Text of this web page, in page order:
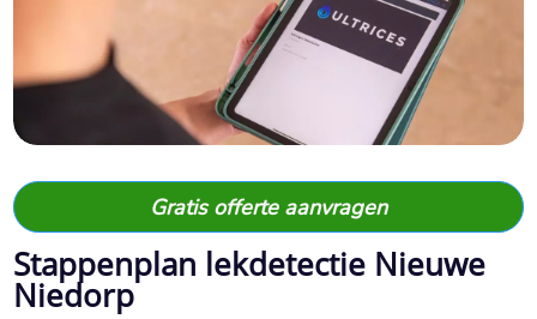
Gratis offerte aanvragen
Stappenplan lekdetectie Nieuwe
Niedorp